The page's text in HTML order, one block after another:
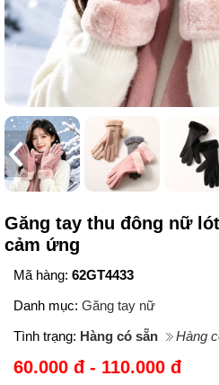
Găng tay thu đông nữ
cảm ứng
Mã hàng: 62GT4433
Danh mục: Găng tay nữ
Tình trạng: Hàng có sẵn Hàng
60.000 đ - 110.000 đ